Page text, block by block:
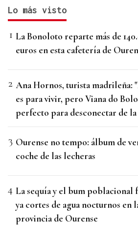
Lo más visto
La Bonoloto reparte más de
euros en esta cafetería de
Ana Hornos, turista madrileña:
es para vivir, pero Viana do
perfecto para desconectar de
Ourense no tempo: álbum de
coche de las lecheras
La sequía y el bum poblacional
ya cortes de agua nocturnos en
provincia de Ourense